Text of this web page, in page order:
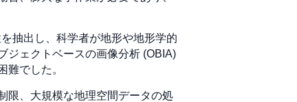
抽出し、科学者が地形や地形学的
ジェクトベースの画像分析 (OBIA)
難でした。
限、大規模な地理空間データの処